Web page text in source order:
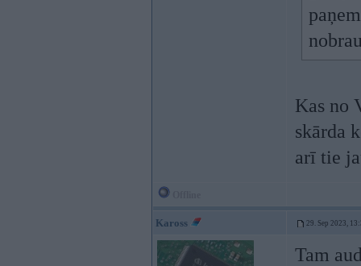
Kas no
skārda
arī tie
Kaross 29. Sep 2023,
Tam